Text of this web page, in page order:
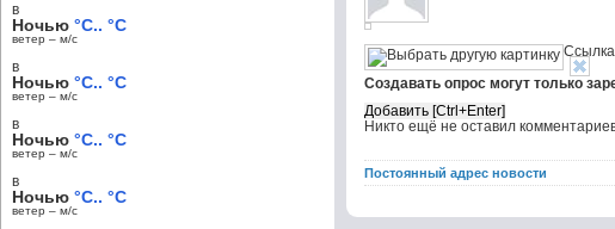
Создавать опрос могут только
Никто ещё не оставил
Постоянный адрес новости
в
Ночью °C.. °C
ветер – м/c
в
Ночью °C.. °C
ветер – м/c
в
Ночью °C.. °C
ветер – м/c
в
Ночью °C.. °C
ветер – м/c